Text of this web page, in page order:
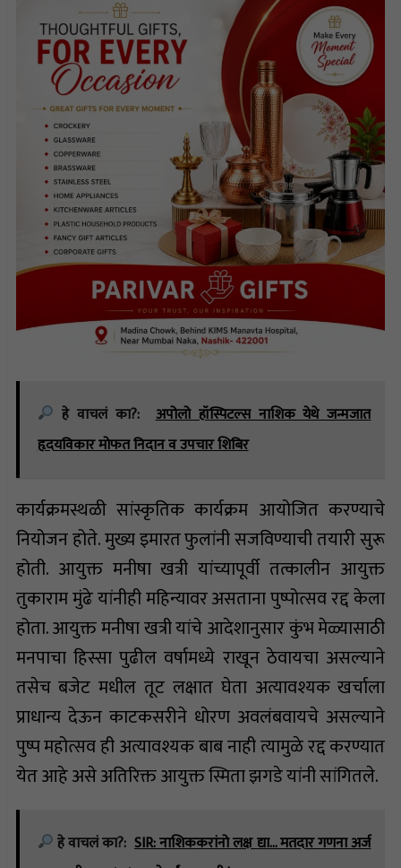
हे वाचलं का?:
अपोलो हॉस्पिटल्स नाशिक येथे जन्मजात
हृदयविकार मोफत निदान व उपचार शिबिर
कार्यक्रमस्थळी सांस्कृतिक कार्यक्रम आयोजित करण्याचे
नियोजन होते. मुख्य इमारत फुलांनी सजविण्याची तयारी सुरू
होती. आयुक्त मनीषा खत्री यांच्यापूर्वी तत्कालीन आयुक्त
तुकाराम मुंढे यांनीही महिन्यावर असताना पुष्पोत्सव रद्द केला
होता. आयुक्त मनीषा खत्री यांचे आदेशानुसार कुंभ मेळ्यासाठी
मनपाचा हिस्सा पुढील वर्षामध्ये राखून ठेवायचा असल्याने
तसेच बजेट मधील तूट लक्षात घेता अत्यावश्यक खर्चाला
प्राधान्य देऊन काटकसरीने धोरण अवलंबवायचे असल्याने
पुष्प महोत्सव ही अत्यावश्यक बाब नाही त्यामुळे रद्द करण्यात
येत आहे असे अतिरिक्त आयुक्त स्मिता झगडे यांनी सांगितले.
हे वाचलं का?: SIR: नाशिककरांनो लक्ष द्या... मतदार गणना अर्ज